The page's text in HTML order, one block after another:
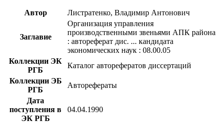
Автор Листратенко, Владимир Антонович
Заглавие
Организация управления
производственными звеньями АПК района
: автореферат дис. ... кандидата
экономических наук : 08.00.05
Коллекции ЭК
РГБ
Каталог авторефератов диссертаций
Коллекции ЭБ
РГБ
Авторефераты
Дата
поступления в
ЭК РГБ
04.04.1990